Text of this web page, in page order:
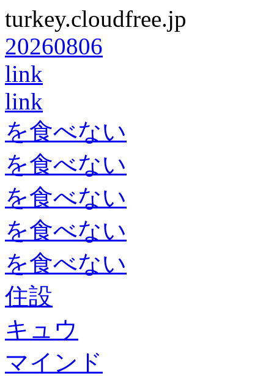
turkey.cloudfree.jp
20260806
link
link
を食べない
を食べない
を食べない
を食べない
を食べない
住設
キュウ
マインド